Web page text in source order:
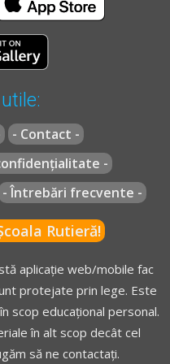
obligat să oprească
coborâte, în curs de
semnalul sonor sunt în
la nivel cu calea ferată
nivel cu calea ferată
asupra caii ferate
pentru oprire ori
când acestea sunt
de ridicare.
- Contact -
-
- Întrebări frecvente -
Rutieră!
aplicație web/mobile fac
protejate prin lege. Este
scop educațional personal.
în alt scop decât cel
să ne contactați.